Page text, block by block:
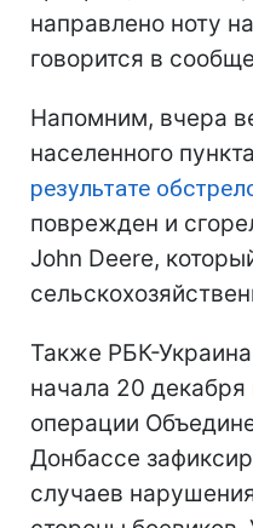
направлено ноту
говорится в
Напомним, вчера
населенного
результате
поврежден и
John Deere,
Также РБК-
начала 20
операции
Донбассе
случаев